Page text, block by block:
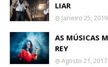
LIAR
Janeiro 25, 2019
AS MÚSICAS
REY
Agosto 21, 2017